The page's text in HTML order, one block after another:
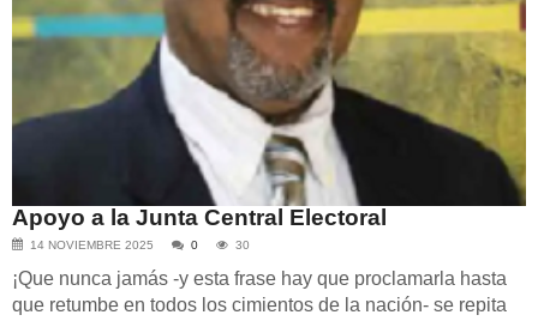
Apoyo a la Junta Central Electoral
14 NOVIEMBRE 2025 0 30
¡Que nunca jamás -y esta frase hay que proclamarla hasta
que retumbe en todos los cimientos de la nación- se repita